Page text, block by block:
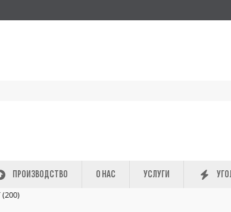
ПРОИЗВОДСТВО О НАС УСЛУГИ
(200)